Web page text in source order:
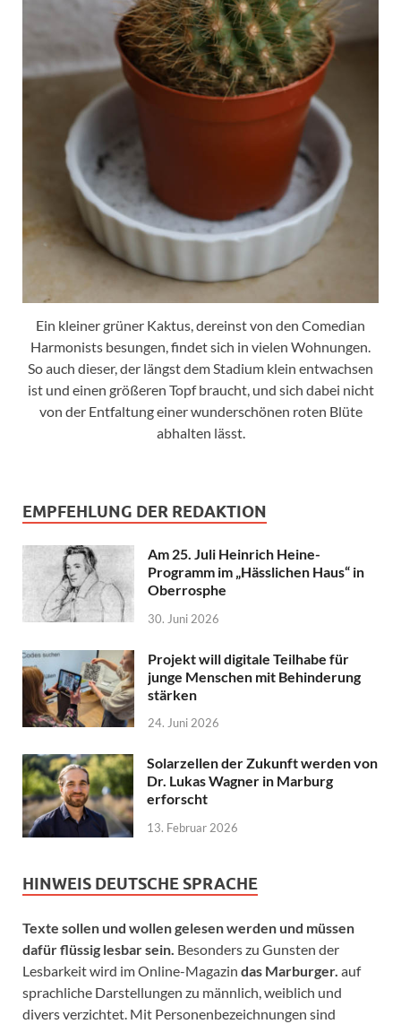
Ein kleiner grüner Kaktus, dereinst von den Comedian
Harmonists besungen, findet sich in vielen Wohnungen.
So auch dieser, der längst dem Stadium klein entwachsen
ist und einen größeren Topf braucht, und sich dabei nicht
von der Entfaltung einer wunderschönen roten Blüte
abhalten lässt.
EMPFEHLUNG DER REDAKTION
Am 25. Juli Heinrich Heine-
Programm im „Hässlichen Haus“ in
Oberrosphe
30. Juni 2026
Projekt will digitale Teilhabe für
junge Menschen mit Behinderung
stärken
24. Juni 2026
Solarzellen der Zukunft werden von
Dr. Lukas Wagner in Marburg
erforscht
13. Februar 2026
HINWEIS DEUTSCHE SPRACHE
Texte sollen und wollen gelesen werden und müssen
dafür flüssig lesbar sein. Besonders zu Gunsten der
Lesbarkeit wird im Online-Magazin das Marburger. auf
sprachliche Darstellungen zu männlich, weiblich und
divers verzichtet. Mit Personenbezeichnungen sind